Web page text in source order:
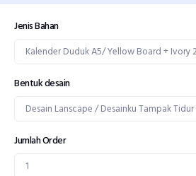
Jenis Bahan
Bentuk desain
Jumlah Order